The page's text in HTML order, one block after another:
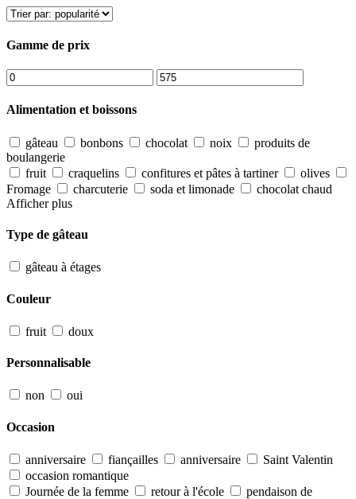
Gamme de prix
Alimentation et boissons
gâteau bonbons chocolat noix
produits de
boulangerie
fruit
craquelins confitures et pâtes à tartiner
olives
Fromage
charcuterie soda et limonade
chocolat chaud
Afficher plus
Type de gâteau
gâteau à étages
Couleur
fruit doux
Personnalisable
non oui
Occasion
anniversaire fiançailles anniversaire
Saint Valentin
occasion romantique
Journée de la femme
retour à l'école
pendaison de